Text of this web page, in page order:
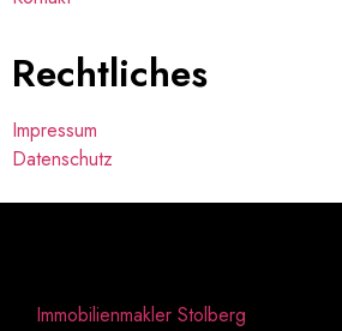
Rechtliches
Impressum
Datenschutz
Immobilienmakler Stolberg